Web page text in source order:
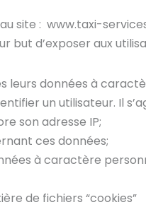
site : www.taxi-
but d’exposer aux
données à
un utilisateur. Il
son adresse IP;
ces données;
à caractère
de fichiers “cookies”